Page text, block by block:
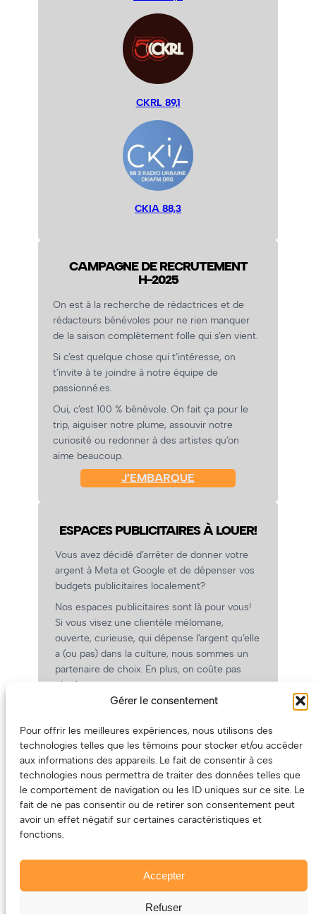
Gérer le consentement
Pour offrir les meilleures expériences, nous utilisons des
technologies telles que les témoins pour stocker et/ou accéder
aux informations des appareils. Le fait de consentir à ces
technologies nous permettra de traiter des données telles que
le comportement de navigation ou les ID uniques sur ce site. Le
fait de ne pas consentir ou de retirer son consentement peut
avoir un effet négatif sur certaines caractéristiques et
fonctions.
Accepter
Refuser
CKRL 89,1
CKIA 88,3
CAMPAGNE DE RECRUTEMENT
H-2025
On est à la recherche de rédactrices et de
rédacteurs bénévoles pour ne rien manquer
de la saison complètement folle qui s’en vient.
Si c’est quelque chose qui t’intéresse, on
t’invite à te joindre à notre équipe de
passionné.es.
Oui, c’est 100 % bénévole. On fait ça pour le
trip, aiguiser notre plume, assouvir notre
curiosité ou redonner à des artistes qu’on
aime beaucoup.
J’EMBARQUE
ESPACES PUBLICITAIRES À LOUER!
Vous avez décidé d’arrêter de donner votre
argent à Meta et Google et de dépenser vos
budgets publicitaires localement?
Nos espaces publicitaires sont là pour vous!
Si vous visez une clientèle mélomane,
ouverte, curieuse, qui dépense l’argent qu’elle
a (ou pas) dans la culture, nous sommes un
partenaire de choix. En plus, on coûte pas
cher!
On prépare une grille tarifaire intéressante et
(Oui, on va avoir des tarifs spéciaux pour
vous, les artistes!)